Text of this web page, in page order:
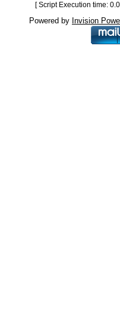
[ Script Execution time:
Powered by Invision